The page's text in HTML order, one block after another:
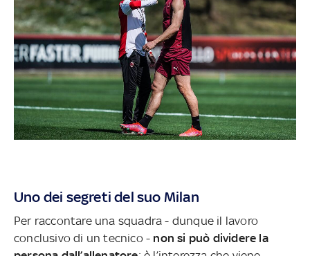
Uno dei segreti del suo Milan
Per raccontare una squadra - dunque il lavoro
conclusivo di un tecnico - non si può dividere la